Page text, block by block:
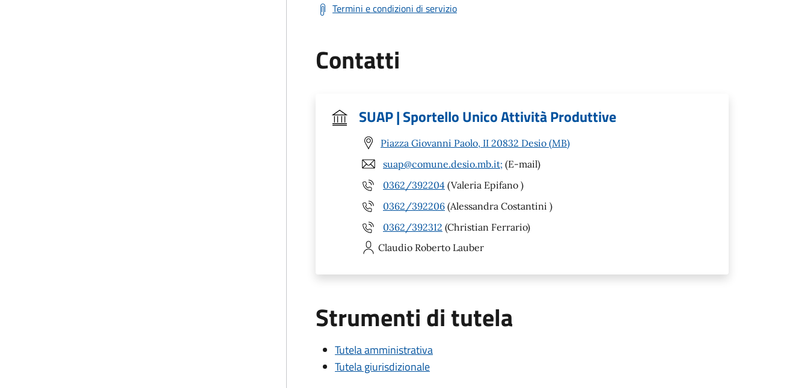
Termini e condizioni di servizio
Contatti
SUAP | Sportello Unico Attività Produttive
Piazza Giovanni Paolo, II 20832 Desio (MB)
suap@comune.desio.mb.it; (E-mail)
0362/392204 (Valeria Epifano )
0362/392206 (Alessandra Costantini )
0362/392312 (Christian Ferrario)
Claudio Roberto Lauber
Strumenti di tutela
Tutela amministrativa
Tutela giurisdizionale